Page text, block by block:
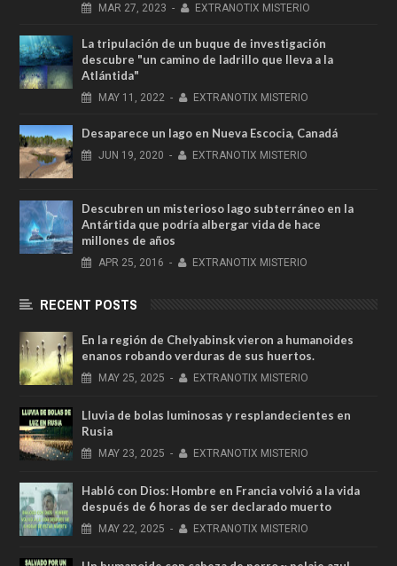
MAR 27, 2023 - EXTRANOTIX MISTERIO
La tripulación de un buque de investigación
descubre "un camino de ladrillo que lleva a la
Atlántida"
MAY 11, 2022 - EXTRANOTIX MISTERIO
Desaparece un lago en Nueva Escocia, Canadá
JUN 19, 2020 - EXTRANOTIX MISTERIO
Descubren un misterioso lago subterráneo en la
Antártida que podría albergar vida de hace
millones de años
APR 25, 2016 - EXTRANOTIX MISTERIO
RECENT POSTS
En la región de Chelyabinsk vieron a humanoides
enanos robando verduras de sus huertos.
MAY 25, 2025 - EXTRANOTIX MISTERIO
Lluvia de bolas luminosas y resplandecientes en
Rusia
MAY 23, 2025 - EXTRANOTIX MISTERIO
Habló con Dios: Hombre en Francia volvió a la vida
después de 6 horas de ser declarado muerto
MAY 22, 2025 - EXTRANOTIX MISTERIO